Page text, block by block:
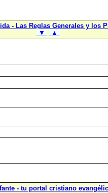
- Las Reglas Generales y los
▼
▲
- tu portal cristiano